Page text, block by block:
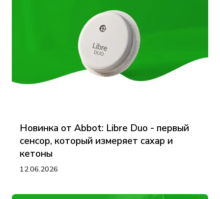
Новинка от Abbot: Libre Duo - первый
сенсор, который измеряет сахар и
кетоны
12.06.2026